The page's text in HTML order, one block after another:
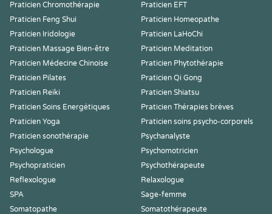
Praticien Chromothérapie
Praticien EFT
Praticien Feng Shui
Praticien Homeopathe
Praticien Iridologie
Praticien LaHoChi
Praticien Massage Bien-être
Praticien Meditation
Praticien Médecine Chinoise
Praticien Phytothérapie
Praticien Pilates
Praticien Qi Gong
Praticien Reiki
Praticien Shiatsu
Praticien Soins Energétiques
Praticien Thérapies brèves
Praticien Yoga
Praticien soins psycho-corporels
Praticien sonothérapie
Psychanalyste
Psychologue
Psychomotricien
Psychopraticien
Psychothérapeute
Reflexologue
Relaxologue
SPA
Sage-femme
Somatopathe
Somatothérapeute